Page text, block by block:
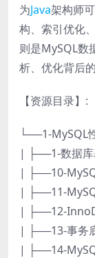
为Java架构师
构、索引优化
则是MySQL数
析、优化背后
【资源目录】:
└──1-MySQL
| ├──1-数据库
| ├──10-
| ├──11-
| ├──12-
| ├──13-事务
| ├──14-